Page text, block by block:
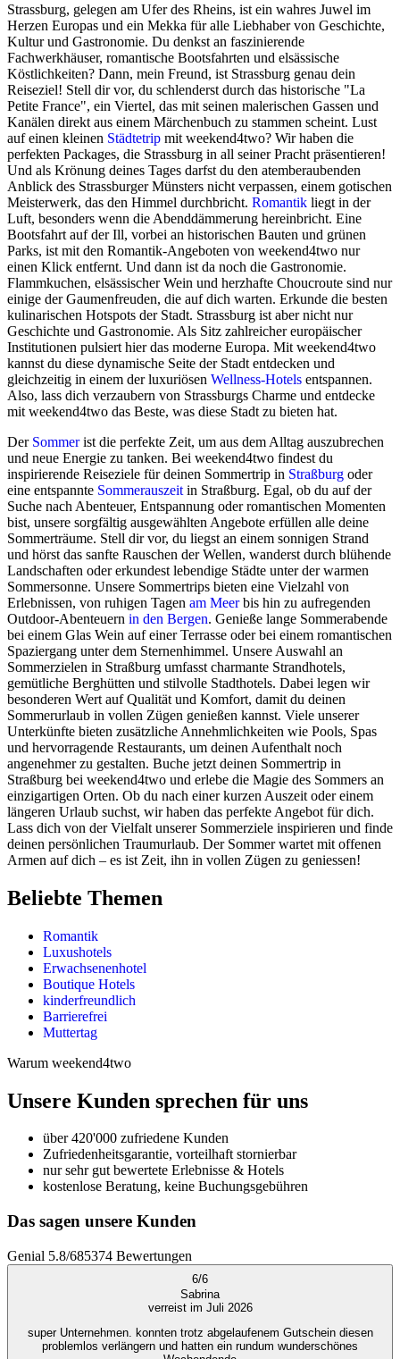
Strassburg, gelegen am Ufer des Rheins, ist ein wahres Juwel im
Herzen Europas und ein Mekka für alle Liebhaber von Geschichte,
Kultur und Gastronomie. Du denkst an faszinierende
Fachwerkhäuser, romantische Bootsfahrten und elsässische
Köstlichkeiten? Dann, mein Freund, ist Strassburg genau dein
Reiseziel! Stell dir vor, du schlenderst durch das historische "La
Petite France", ein Viertel, das mit seinen malerischen Gassen und
Kanälen direkt aus einem Märchenbuch zu stammen scheint. Lust
auf einen kleinen Städtetrip mit weekend4two? Wir haben die
perfekten Packages, die Strassburg in all seiner Pracht präsentieren!
Und als Krönung deines Tages darfst du den atemberaubenden
Anblick des Strassburger Münsters nicht verpassen, einem gotischen
Meisterwerk, das den Himmel durchbricht. Romantik liegt in der
Luft, besonders wenn die Abenddämmerung hereinbricht. Eine
Bootsfahrt auf der Ill, vorbei an historischen Bauten und grünen
Parks, ist mit den Romantik-Angeboten von weekend4two nur
einen Klick entfernt. Und dann ist da noch die Gastronomie.
Flammkuchen, elsässischer Wein und herzhafte Choucroute sind nur
einige der Gaumenfreuden, die auf dich warten. Erkunde die besten
kulinarischen Hotspots der Stadt. Strassburg ist aber nicht nur
Geschichte und Gastronomie. Als Sitz zahlreicher europäischer
Institutionen pulsiert hier das moderne Europa. Mit weekend4two
kannst du diese dynamische Seite der Stadt entdecken und
gleichzeitig in einem der luxuriösen Wellness-Hotels entspannen.
Also, lass dich verzaubern von Strassburgs Charme und entdecke
mit weekend4two das Beste, was diese Stadt zu bieten hat.
Der Sommerist die perfekte Zeit, um aus dem Alltag auszubrechen
und neue Energie zu tanken. Bei weekend4two findest du
inspirierende Reiseziele für deinen Sommertrip in Straßburg oder
eine entspannte Sommerauszeit in Straßburg. Egal, ob du auf der
Suche nach Abenteuer, Entspannung oder romantischen Momenten
bist, unsere sorgfältig ausgewählten Angebote erfüllen alle deine
Sommerträume. Stell dir vor, du liegst an einem sonnigen Strand
und hörst das sanfte Rauschen der Wellen, wanderst durch blühende
Landschaften oder erkundest lebendige Städte unter der warmen
Sommersonne. Unsere Sommertrips bieten eine Vielzahl von
Erlebnissen, von ruhigen Tagen am Meerbis hin zu aufregenden
Outdoor-Abenteuern in den Bergen. Genieße lange Sommerabende
bei einem Glas Wein auf einer Terrasse oder bei einem romantischen
Spaziergang unter dem Sternenhimmel. Unsere Auswahl an
Sommerzielen in Straßburg umfasst charmante Strandhotels,
gemütliche Berghütten und stilvolle Stadthotels. Dabei legen wir
besonderen Wert auf Qualität und Komfort, damit du deinen
Sommerurlaub in vollen Zügen genießen kannst. Viele unserer
Unterkünfte bieten zusätzliche Annehmlichkeiten wie Pools, Spas
und hervorragende Restaurants, um deinen Aufenthalt noch
angenehmer zu gestalten. Buche jetzt deinen Sommertrip in
Straßburg bei weekend4two und erlebe die Magie des Sommers an
einzigartigen Orten. Ob du nach einer kurzen Auszeit oder einem
längeren Urlaub suchst, wir haben das perfekte Angebot für dich.
Lass dich von der Vielfalt unserer Sommerziele inspirieren und finde
deinen persönlichen Traumurlaub. Der Sommer wartet mit offenen
Armen auf dich – es ist Zeit, ihn in vollen Zügen zu geniessen!
Beliebte Themen
Romantik
Luxushotels
Erwachsenenhotel
Boutique Hotels
kinderfreundlich
Barrierefrei
Muttertag
Warum weekend4two
Unsere Kunden sprechen für uns
über 420'000 zufriedene Kunden
Zufriedenheitsgarantie, vorteilhaft stornierbar
nur sehr gut bewertete Erlebnisse & Hotels
kostenlose Beratung, keine Buchungsgebühren
Das sagen unsere Kunden
Genial 5.8/685374 Bewertungen
6/6
Sabrina
verreist im Juli 2026
super Unternehmen. konnten trotz abgelaufenem Gutschein diesen
problemlos verlängern und hatten ein rundum wunderschönes